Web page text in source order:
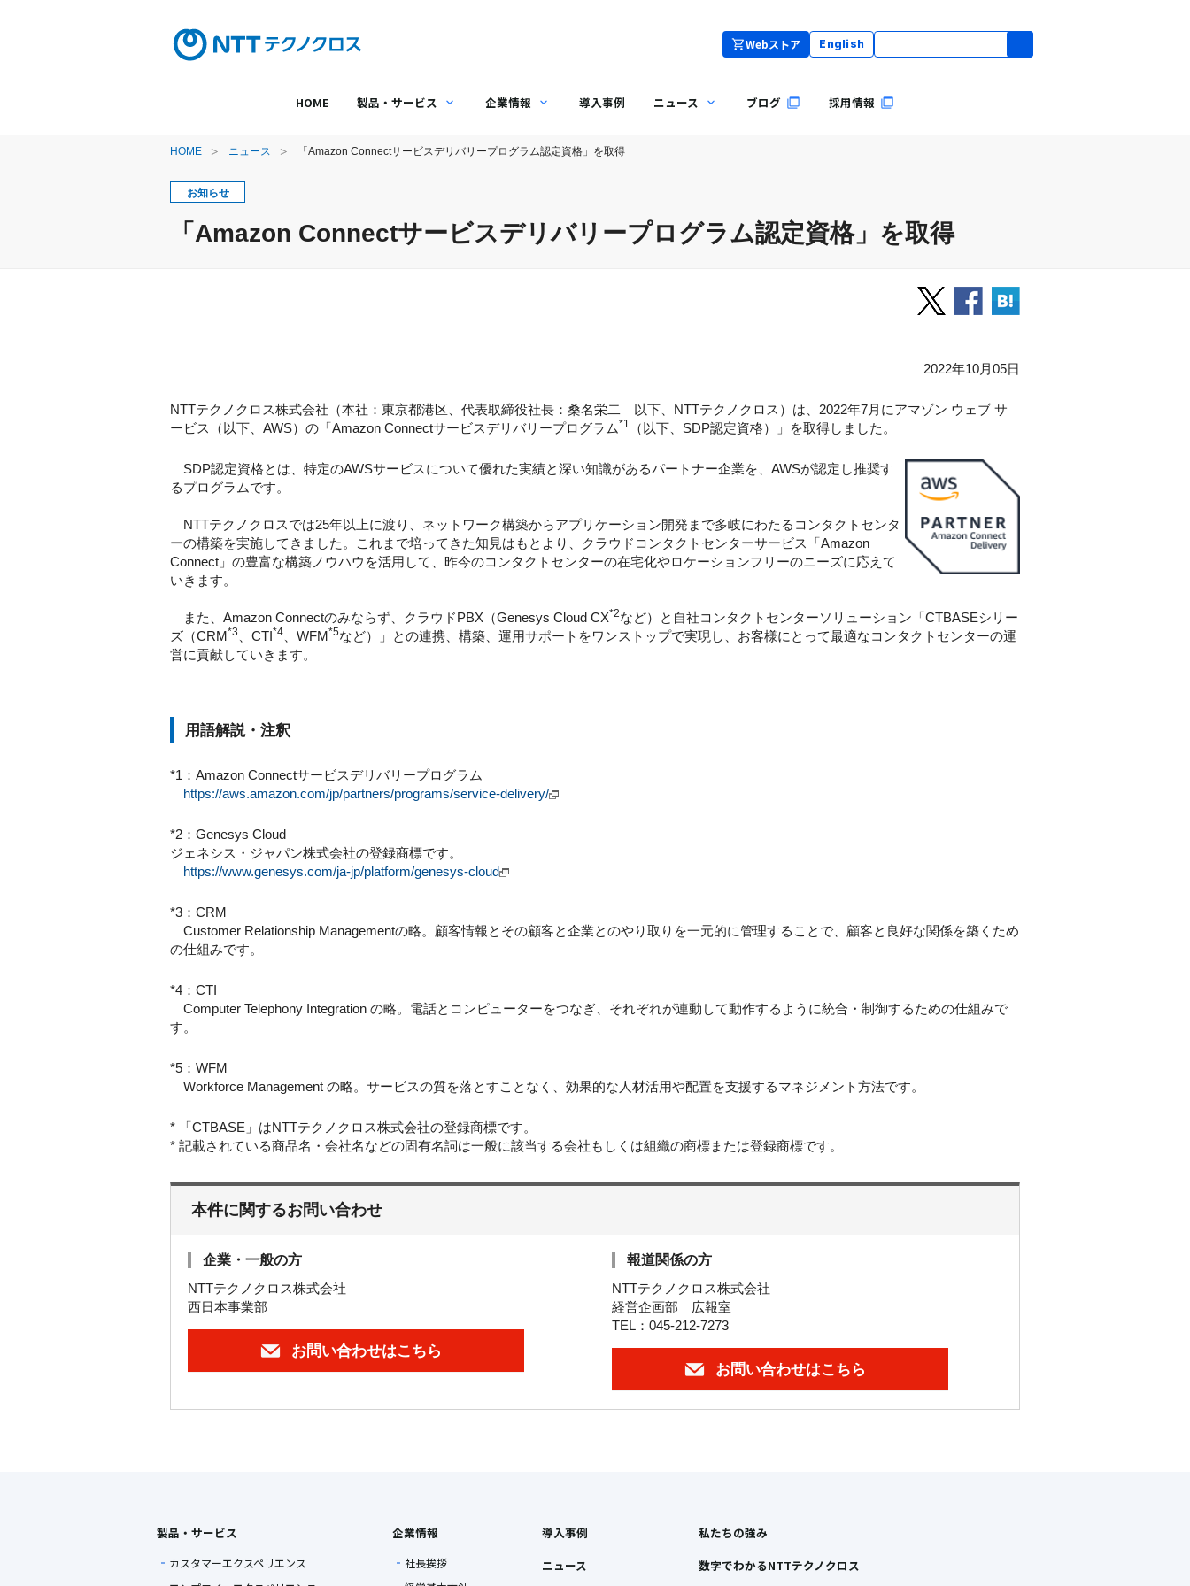
Webストア English
HOME 製品・サービス 企業情報 導入事例 ニュース ブログ 採用情報
HOME ニュース 「Amazon Connectサービスデリバリープログラム認定資格」を取得
お知らせ
「Amazon Connectサービスデリバリープログラム認定資格」を取得
2022年10月05日
NTTテクノクロス株式会社（本社：東京都港区、代表取締役社長：桑名栄二 以下、NTTテクノクロス）は、2022年7月にアマゾン ウェブ サ
ービス（以下、AWS）の「Amazon Connectサービスデリバリープログラム*1 （以下、SDP認定資格）」を取得しました。
SDP認定資格とは、特定のAWSサービスについて優れた実績と深い知識があるパートナー企業を、AWSが認定し推奨す
るプログラムです。
NTTテクノクロスでは25年以上に渡り、ネットワーク構築からアプリケーション開発まで多岐にわたるコンタクトセンタ
ーの構築を実施してきました。これまで培ってきた知見はもとより、クラウドコンタクトセンターサービス「Amazon
Connect」の豊富な構築ノウハウを活用して、昨今のコンタクトセンターの在宅化やロケーションフリーのニーズに応えて
いきます。
また、Amazon Connectのみならず、クラウドPBX（Genesys Cloud CX*2など）と自社コンタクトセンターソリューション「CTBASEシリー
ズ（CRM*3 、CTI*4 、WFM*5など）」との連携、構築、運用サポートをワンストップで実現し、お客様にとって最適なコンタクトセンターの運
営に貢献していきます。
用語解説・注釈
*1：Amazon Connectサービスデリバリープログラム
https://aws.amazon.com/jp/partners/programs/service-delivery/
*2：Genesys Cloud
ジェネシス・ジャパン株式会社の登録商標です。
https://www.genesys.com/ja-jp/platform/genesys-cloud
*3：CRM
Customer Relationship Managementの略。顧客情報とその顧客と企業とのやり取りを一元的に管理することで、顧客と良好な関係を築くため
の仕組みです。
*4：CTI
Computer Telephony Integration の略。電話とコンピューターをつなぎ、それぞれが連動して動作するように統合・制御するための仕組みで
す。
*5：WFM
Workforce Management の略。サービスの質を落とすことなく、効果的な人材活用や配置を支援するマネジメント方法です。
* 「CTBASE」はNTTテクノクロス株式会社の登録商標です。
* 記載されている商品名・会社名などの固有名詞は一般に該当する会社もしくは組織の商標または登録商標です。
本件に関するお問い合わせ
企業・一般の方
NTTテクノクロス株式会社
西日本事業部
お問い合わせはこちら
報道関係の方
NTTテクノクロス株式会社
経営企画部 広報室
TEL：045-212-7273
お問い合わせはこちら
製品・サービス
カスタマーエクスペリエンス
企業情報
社長挨拶
導入事例
ニュース
私たちの強み
数字でわかるNTTテクノクロス